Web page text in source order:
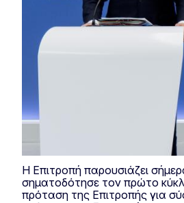
Η Επιτροπή παρουσιάζει
σηματοδότησε τον πρώτο
πρόταση της Επιτροπής για